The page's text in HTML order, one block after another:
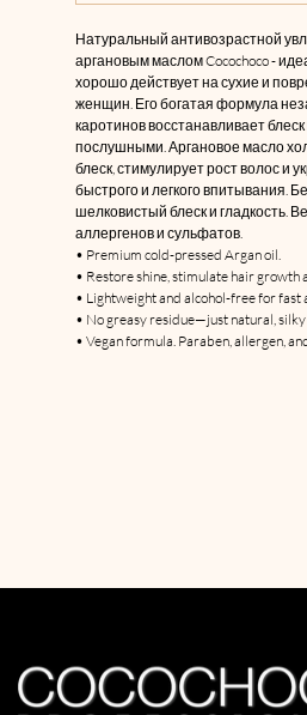
Натуральный антивозрастной
аргановым маслом Cocochoco -
хорошо действует на сухие и
женщин. Его богатая формула
каротинов восстанавливает
послушными. Аргановое масло
блеск, стимулирует рост волос и
быстрого и легкого впитывания.
шелковистый блеск и гладкость.
аллергенов и сульфатов.
• Premium cold-pressed Argan oil.
• Restore shine, stimulate hair growth
• Lightweight and alcohol-free for fast
• No greasy residue—just natural, silky
• Vegan formula. Paraben, allergen,